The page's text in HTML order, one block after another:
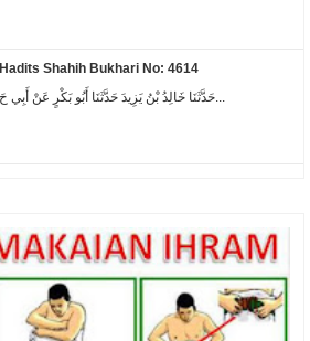
Hadits Shahih Bukhari No: 4614
حَدَّثَنَا خَالِدُ بْنُ يَزِيدَ حَدَّثَنَا أَبُو بَكْرٍ عَنْ أَبِي حَ...